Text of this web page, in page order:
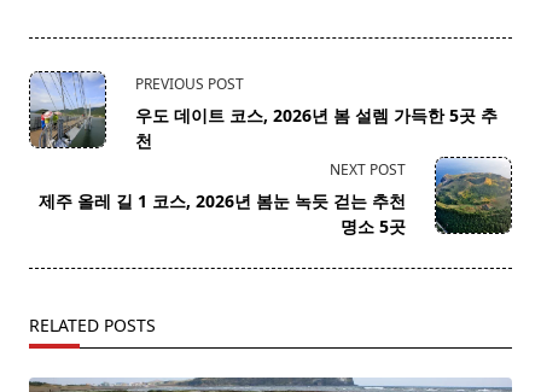
<span
class="nav-
subtitle
reader-
PREVIOUS POST
우도 데이트 코스, 2026년 봄 설렘 가득한 5곳 추
천
NEXT POST
제주 올레 길 1 코스, 2026년 봄눈 녹듯 걷는 추천
명소 5곳
RELATED POSTS